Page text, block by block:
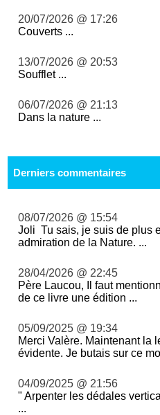
20/07/2026 @ 17:26
Couverts ...
13/07/2026 @ 20:53
Soufflet ...
06/07/2026 @ 21:13
Dans la nature ...
Derniers commentaires
08/07/2026 @ 15:54
Joli Tu sais, je suis de plus
admiration de la Nature. ...
28/04/2026 @ 22:45
Père Laucou, Il faut
de ce livre une édition ...
05/09/2025 @ 19:34
Merci Valère. Maintenant la
évidente. Je butais sur ce
04/09/2025 @ 21:56
" Arpenter les dédales
...